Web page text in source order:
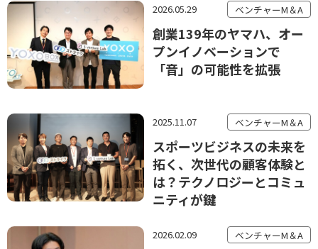
2026.05.29 ベンチャーM＆A
創業139年のヤマハ、オー
プンイノベーションで
「音」の可能性を拡張
2025.11.07 ベンチャーM＆A
スポーツビジネスの未来を
拓く、次世代の顧客体験と
は？テクノロジーとコミュ
ニティが鍵
2026.02.09 ベンチャーM＆A